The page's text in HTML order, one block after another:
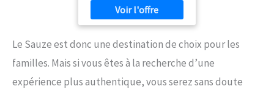
Le Sauze est donc une destination de choix pour les
familles. Mais si vous êtes à la recherche d’une
expérience plus authentique, vous serez sans doute